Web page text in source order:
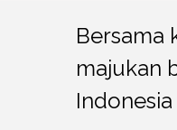
Bersama
majukan
Indonesia